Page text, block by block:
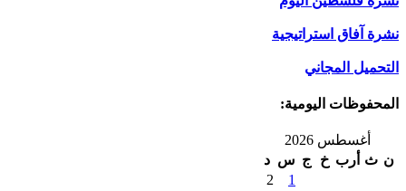
نشرة آفاق استراتيجية
التحميل المجاني
المحفوظات اليومية:
أغسطس 2026
ن ث أرب خ ج س د
1
2